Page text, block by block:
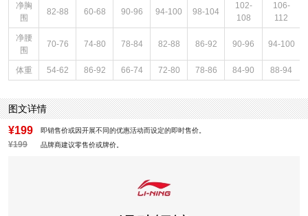
净胸
围
82-88 60-68 90-96 94-100 98-104
102-
108
106-
112
净腰
围
70-76 74-80 78-84 82-88 86-92 90-96 94-100
体重 54-62 86-92 66-74 72-80 78-86 84-90 88-94
图文详情
¥199 即销售价或因开展不同的优惠活动而设定的即时售价。
¥199 品牌商建议零售价或牌价。